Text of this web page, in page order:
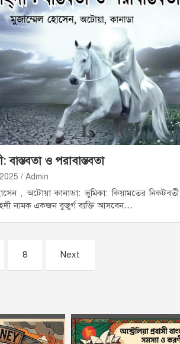
বাস্তবতা ও পরাবাস্তবতা
Admin
, অটোয়া কানাডা: ভুমিকা: কিয়ামতের নিকটবর্তী
নামক একজন বুজুর্গ ব্যক্তি আসবেন…
8 Next